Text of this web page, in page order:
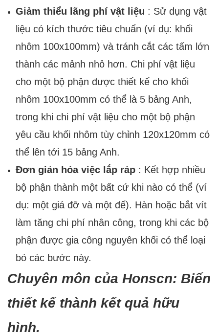
Giảm thiểu lãng phí vật liệu : Sử dụng vật
liệu có kích thước tiêu chuẩn (ví dụ: khối
nhôm 100x100mm) và tránh cắt các tấm lớn
thành các mảnh nhỏ hơn. Chi phí vật liệu
cho một bộ phận được thiết kế cho khối
nhôm 100x100mm có thể là 5 bảng Anh,
trong khi chi phí vật liệu cho một bộ phận
yêu cầu khối nhôm tùy chỉnh 120x120mm có
thể lên tới 15 bảng Anh.
Đơn giản hóa việc lắp ráp : Kết hợp nhiều
bộ phận thành một bất cứ khi nào có thể (ví
dụ: một giá đỡ và một đế). Hàn hoặc bắt vít
làm tăng chi phí nhân công, trong khi các bộ
phận được gia công nguyên khối có thể loại
bỏ các bước này.
Chuyên môn của Honscn: Biến
thiết kế thành kết quả hữu
hình.